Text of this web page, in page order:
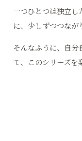
一つひとつは独立し
に、少しずつつなが
そんなふうに、自分
て、このシリーズを